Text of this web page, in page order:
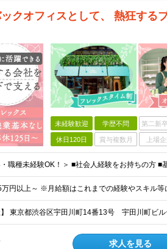
クオフィスとして、 熱狂する
未経験歓迎 学歴不問 第二新
休日120日 賞与複数月 上場
求人を見る